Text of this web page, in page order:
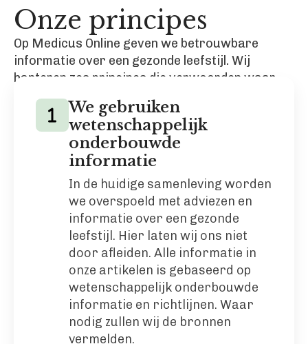
Onze principes
Op Medicus Online geven we betrouwbare
informatie over een gezonde leefstijl. Wij
hanteren zes principes die verwoorden waar
we voor staan en waar we naar streven.
We gebruiken
wetenschappelijk
onderbouwde
informatie
In de huidige samenleving worden
we overspoeld met adviezen en
informatie over een gezonde
leefstijl. Hier laten wij ons niet
door afleiden. Alle informatie in
onze artikelen is gebaseerd op
wetenschappelijk onderbouwde
informatie en richtlijnen. Waar
nodig zullen wij de bronnen
vermelden.